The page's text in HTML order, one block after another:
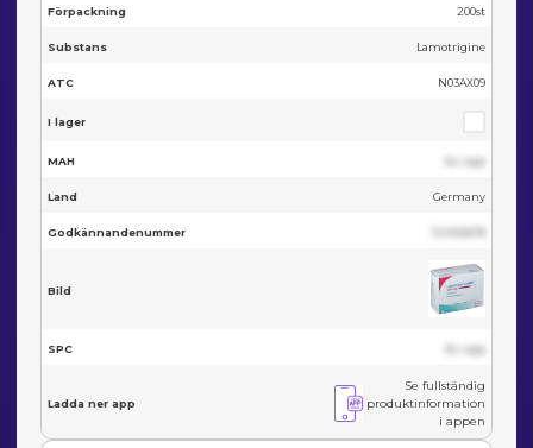
Förpackning 200st
Substans Lamotrigine
ATC N03AX09
I lager
MAH Se i app
Land Germany
Godkännandenummer
Bild
SPC Se i app
Ladda ner app
Se fullständig
produktinformation
i appen